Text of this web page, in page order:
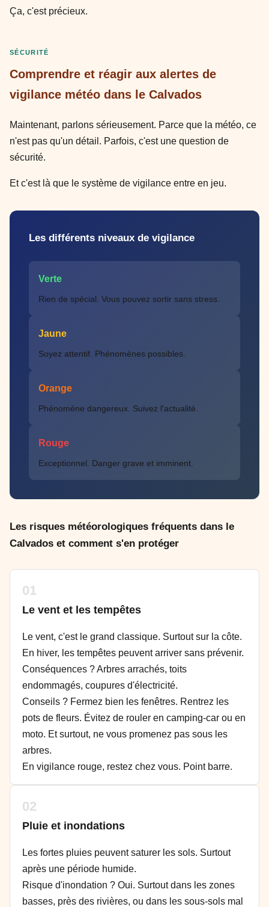
Ça, c'est précieux.
SÉCURITÉ
Comprendre et réagir aux alertes de
vigilance météo dans le Calvados
Maintenant, parlons sérieusement. Parce que la météo, ce
n'est pas qu'un détail. Parfois, c'est une question de
sécurité.
Et c'est là que le système de vigilance entre en jeu.
Les différents niveaux de vigilance
Verte
Rien de spécial. Vous pouvez sortir sans stress.
Jaune
Soyez attentif. Phénomènes possibles.
Orange
Phénomène dangereux. Suivez l'actualité.
Rouge
Exceptionnel. Danger grave et imminent.
Les risques météorologiques fréquents dans le
Calvados et comment s'en protéger
01
Le vent et les tempêtes
Le vent, c'est le grand classique. Surtout sur la côte.
En hiver, les tempêtes peuvent arriver sans prévenir.
Conséquences ? Arbres arrachés, toits
endommagés, coupures d'électricité.
Conseils ? Fermez bien les fenêtres. Rentrez les
pots de fleurs. Évitez de rouler en camping-car ou en
moto. Et surtout, ne vous promenez pas sous les
arbres.
En vigilance rouge, restez chez vous. Point barre.
02
Pluie et inondations
Les fortes pluies peuvent saturer les sols. Surtout
après une période humide.
Risque d'inondation ? Oui. Surtout dans les zones
basses, près des rivières, ou dans les sous-sols mal